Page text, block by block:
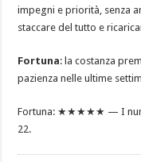
impegni e priorità, senza
staccare del tutto e
Fortuna: la costanza
pazienza nelle ultime
Fortuna: ★★★★★ — I
22.